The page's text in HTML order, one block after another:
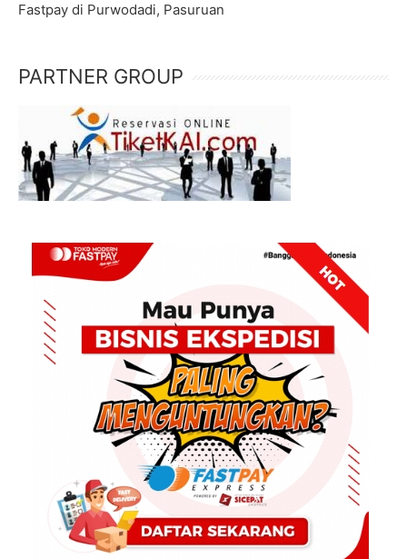
Fastpay di Purwodadi, Pasuruan
PARTNER GROUP